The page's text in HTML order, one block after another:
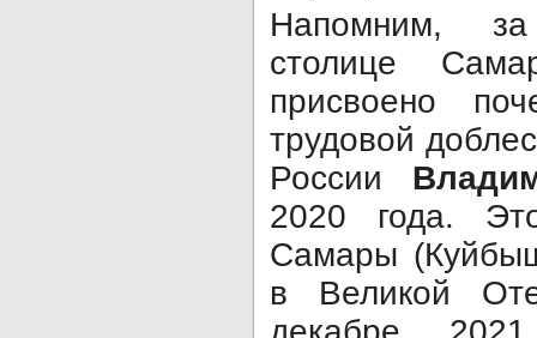
Напомним,
столице
присвоено
трудовой
России
2020 года.
Самары
в Великой